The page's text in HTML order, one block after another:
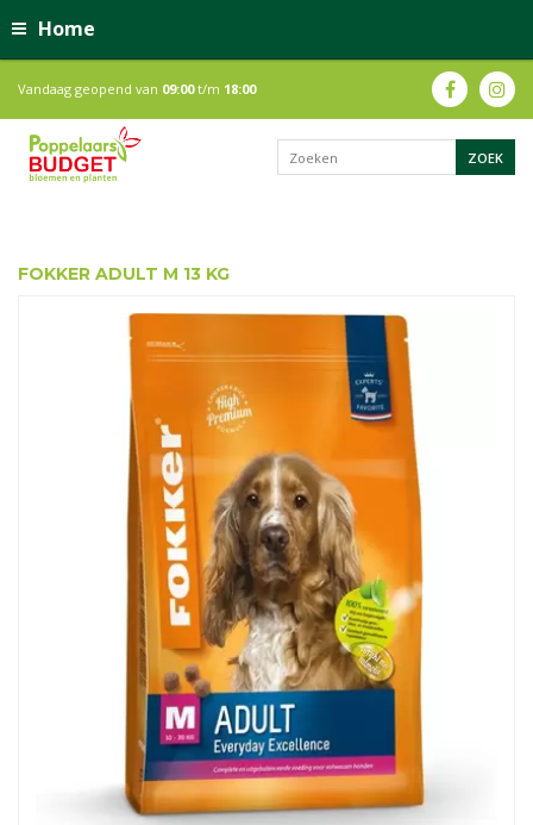
Home
Vandaag geopend van 09:00t/m 18:00
FOKKER ADULT M 13 KG